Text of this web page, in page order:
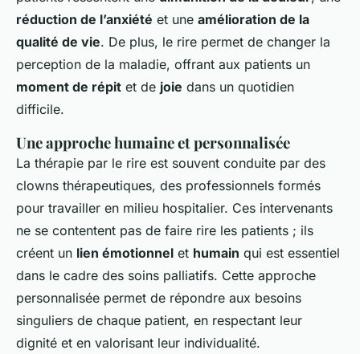
réduction de l’anxiété et une amélioration de la
qualité de vie. De plus, le rire permet de changer la
perception de la maladie, offrant aux patients un
moment de répit et de joie dans un quotidien
difficile.
Une approche humaine et personnalisée
La thérapie par le rire est souvent conduite par des
clowns thérapeutiques, des professionnels formés
pour travailler en milieu hospitalier. Ces intervenants
ne se contentent pas de faire rire les patients ; ils
créent un lien émotionnel et humain qui est essentiel
dans le cadre des soins palliatifs. Cette approche
personnalisée permet de répondre aux besoins
singuliers de chaque patient, en respectant leur
dignité et en valorisant leur individualité.